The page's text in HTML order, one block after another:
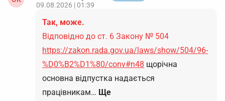
09.08.2026 | 01:39
Так, може.
Відповідно до ст. 6 Закону № 504
https://zakon.rada.gov.ua/laws/show/504/96-
%D0%B2%D1%80/conv#n48 щорічна
основна відпустка надається
працівникам… Ще